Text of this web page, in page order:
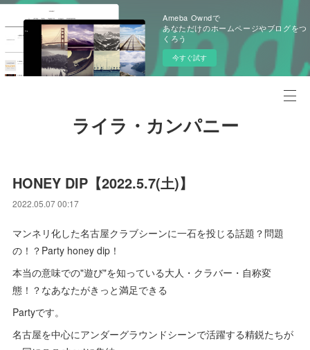
Ameba Owndで
あなただけのホームページやブログをつ
くろう
今すぐ試す
ライラ・カンパニー
HONEY DIP【2022.5.7(土)】
2022.05.07 00:17
マンネリ化した名古屋クラブシーンに一石を投じる話題？問題
の！？Party honey dip！
本当の意味での"遊び"を知っている大人・クラバー・自称変
態！？なあなたがきっと満足できる
Partyです。
名古屋を中心にアンダーグラウンドシーンで活躍する精鋭たちが